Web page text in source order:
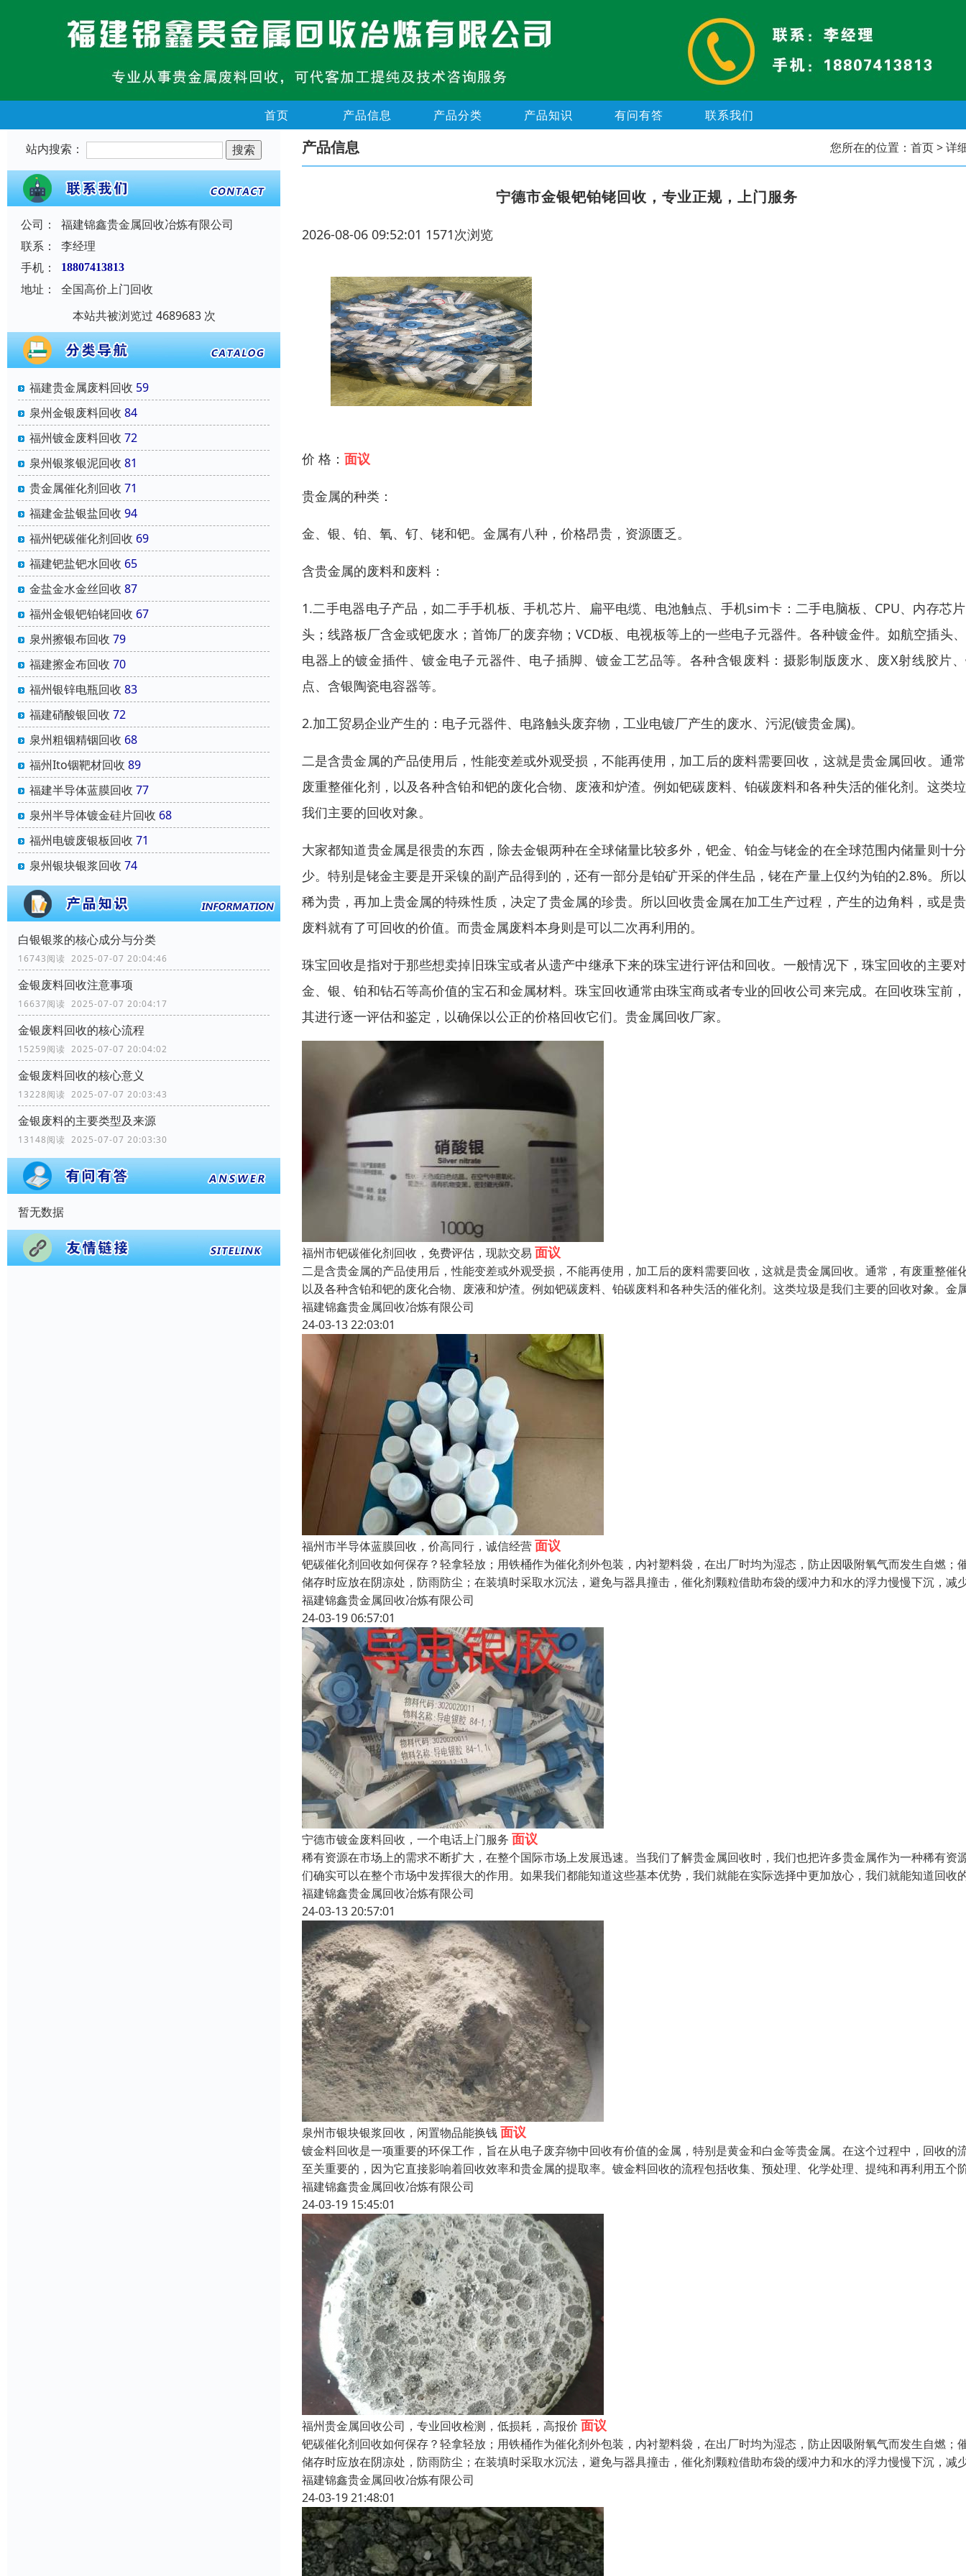
首页 产品信息 产品分类 产品知识 有问有答 联系我们
站内搜索：
公司：
福建锦鑫贵金属回收冶炼有限公司
联系：
李经理
手机：
18807413813
地址：
全国高价上门回收
本站共被浏览过 4689683 次
福建贵金属废料回收 59
泉州金银废料回收 84
福州镀金废料回收 72
泉州银浆银泥回收 81
贵金属催化剂回收 71
福建金盐银盐回收 94
福州钯碳催化剂回收 69
福建钯盐钯水回收 65
金盐金水金丝回收 87
福州金银钯铂铑回收 67
泉州擦银布回收 79
福建擦金布回收 70
福州银锌电瓶回收 83
福建硝酸银回收 72
泉州粗铟精铟回收 68
福州Ito铟靶材回收 89
福建半导体蓝膜回收 77
泉州半导体镀金硅片回收 68
福州电镀废银板回收 71
泉州银块银浆回收 74
白银银浆的核心成分与分类
16743阅读 2025-07-07 20:04:46
金银废料回收注意事项
16637阅读 2025-07-07 20:04:17
金银废料回收的核心流程
15259阅读 2025-07-07 20:04:02
金银废料回收的核心意义
13228阅读 2025-07-07 20:03:43
金银废料的主要类型及来源
13148阅读 2025-07-07 20:03:30
暂无数据
产品信息 您所在的位置： 首页> 详
宁德市金银钯铂铑回收，专业正规，上门服务
2026-08-06 09:52:01 1571次浏览
价 格： 面议
贵金属的种类：
金、银、铂、氧、钌、铑和钯。金属有八种，价格昂贵，资源匮乏。
含贵金属的废料和废料：
1.二手电器电子产品，如二手手机板、手机芯片、扁平电缆、电池触点、手机sim卡：二手电脑板、CPU、内存芯
头；线路板厂含金或钯废水；首饰厂的废弃物；VCD板、电视板等上的一些电子元器件。各种镀金件。如航空插头
电器上的镀金插件、镀金电子元器件、电子插脚、镀金工艺品等。各种含银废料：摄影制版废水、废X射线胶片
点、含银陶瓷电容器等。
2.加工贸易企业产生的：电子元器件、电路触头废弃物，工业电镀厂产生的废水、污泥(镀贵金属)。
二是含贵金属的产品使用后，性能变差或外观受损，不能再使用，加工后的废料需要回收，这就是贵金属回收。通
废重整催化剂，以及各种含铂和钯的废化合物、废液和炉渣。例如钯碳废料、铂碳废料和各种失活的催化剂。这类
我们主要的回收对象。
大家都知道贵金属是很贵的东西，除去金银两种在全球储量比较多外，钯金、铂金与铑金的在全球范围内储量则十
少。特别是铑金主要是开采镍的副产品得到的，还有一部分是铂矿开采的伴生品，铑在产量上仅约为铂的2.8%。所
稀为贵，再加上贵金属的特殊性质，决定了贵金属的珍贵。所以回收贵金属在加工生产过程，产生的边角料，或是
废料就有了可回收的价值。而贵金属废料本身则是可以二次再利用的。
珠宝回收是指对于那些想卖掉旧珠宝或者从遗产中继承下来的珠宝进行评估和回收。一般情况下，珠宝回收的主要
金、银、铂和钻石等高价值的宝石和金属材料。珠宝回收通常由珠宝商或者专业的回收公司来完成。在回收珠宝前
其进行逐一评估和鉴定，以确保以公正的价格回收它们。贵金属回收厂家。
福州市钯碳催化剂回收，免费评估，现款交易 面议
二是含贵金属的产品使用后，性能变差或外观受损，不能再使用，加工后的废料需要回收，这就是贵金属回收。通常，有废重整催
以及各种含铂和钯的废化合物、废液和炉渣。例如钯碳废料、铂碳废料和各种失活的催化剂。这类垃圾是我们主要的回收对象。金
福建锦鑫贵金属回收冶炼有限公司
24-03-13 22:03:01
福州市半导体蓝膜回收，价高同行，诚信经营面议
钯碳催化剂回收如何保存？轻拿轻放；用铁桶作为催化剂外包装，内衬塑料袋，在出厂时均为湿态，防止因吸附氧气而发生自燃；
储存时应放在阴凉处，防雨防尘；在装填时采取水沉法，避免与器具撞击，催化剂颗粒借助布袋的缓冲力和水的浮力慢慢下沉，减
福建锦鑫贵金属回收冶炼有限公司
24-03-19 06:57:01
宁德市镀金废料回收，一个电话上门服务 面议
稀有资源在市场上的需求不断扩大，在整个国际市场上发展迅速。当我们了解贵金属回收时，我们也把许多贵金属作为一种稀有资
们确实可以在整个市场中发挥很大的作用。如果我们都能知道这些基本优势，我们就能在实际选择中更加放心，我们就能知道回收
福建锦鑫贵金属回收冶炼有限公司
24-03-13 20:57:01
泉州市银块银浆回收，闲置物品能换钱面议
镀金料回收是一项重要的环保工作，旨在从电子废弃物中回收有价值的金属，特别是黄金和白金等贵金属。在这个过程中，回收的
至关重要的，因为它直接影响着回收效率和贵金属的提取率。镀金料回收的流程包括收集、预处理、化学处理、提纯和再利用五个
福建锦鑫贵金属回收冶炼有限公司
24-03-19 15:45:01
福州贵金属回收公司，专业回收检测，低损耗，高报价 面议
钯碳催化剂回收如何保存？轻拿轻放；用铁桶作为催化剂外包装，内衬塑料袋，在出厂时均为湿态，防止因吸附氧气而发生自燃；
储存时应放在阴凉处，防雨防尘；在装填时采取水沉法，避免与器具撞击，催化剂颗粒借助布袋的缓冲力和水的浮力慢慢下沉，减
福建锦鑫贵金属回收冶炼有限公司
24-03-19 21:48:01